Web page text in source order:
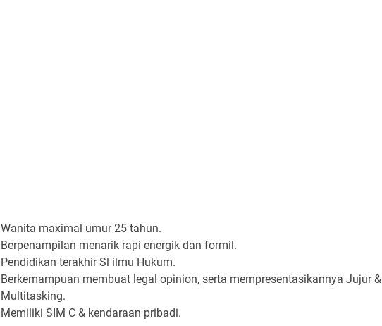
Wanita maximal umur 25 tahun.
Berpenampilan menarik rapi energik dan formil.
Pendidikan terakhir Sl ilmu Hukum.
Berkemampuan membuat legal opinion, serta mempresentasikannya Jujur &
Multitasking.
Memiliki SIM C & kendaraan pribadi.